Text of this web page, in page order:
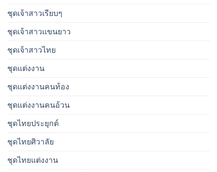
ชุดเจ้าสาวเรียบๆ
ชุดเจ้าสาวเเขนยาว
ชุดเจ้าสาวไทย
ชุดแต่งงาน
ชุดแต่งงานคนท้อง
ชุดแต่งงานคนอ้วน
ชุดไทยประยุกต์
ชุดไทยศิวาลัย
ชุดไทยแต่งงาน